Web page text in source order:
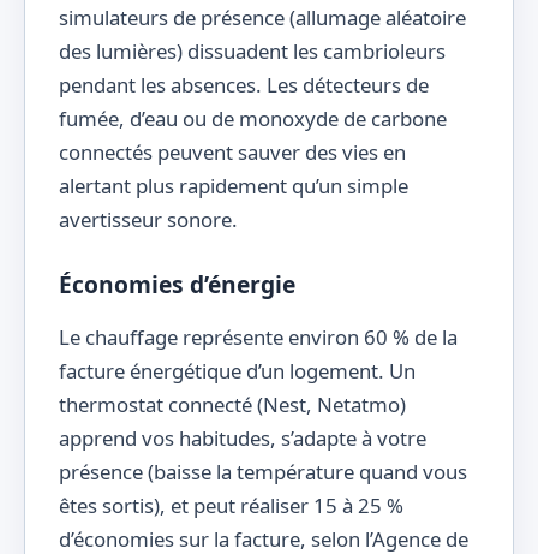
simulateurs de présence (allumage aléatoire
des lumières) dissuadent les cambrioleurs
pendant les absences. Les détecteurs de
fumée, d’eau ou de monoxyde de carbone
connectés peuvent sauver des vies en
alertant plus rapidement qu’un simple
avertisseur sonore.
Économies d’énergie
Le chauffage représente environ 60 % de la
facture énergétique d’un logement. Un
thermostat connecté (Nest, Netatmo)
apprend vos habitudes, s’adapte à votre
présence (baisse la température quand vous
êtes sortis), et peut réaliser 15 à 25 %
d’économies sur la facture, selon l’Agence de